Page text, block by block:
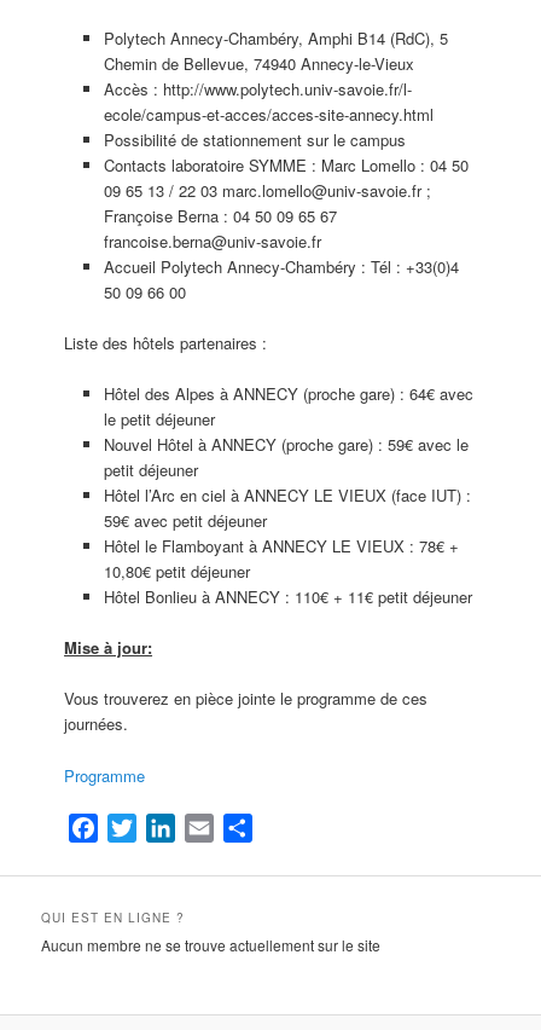
Polytech Annecy-Chambéry, Amphi B14 (RdC), 5
Chemin de Bellevue, 74940 Annecy-le-Vieux
Accès : http://www.polytech.univ-savoie.fr/l-
ecole/campus-et-acces/acces-site-annecy.html
Possibilité de stationnement sur le campus
Contacts laboratoire SYMME : Marc Lomello : 04 50
09 65 13 / 22 03 marc.lomello@univ-savoie.fr ;
Françoise Berna : 04 50 09 65 67
francoise.berna@univ-savoie.fr
Accueil Polytech Annecy-Chambéry : Tél : +33(0)4
50 09 66 00
Liste des hôtels partenaires :
Hôtel des Alpes à ANNECY (proche gare) : 64€ avec
le petit déjeuner
Nouvel Hôtel à ANNECY (proche gare) : 59€ avec le
petit déjeuner
Hôtel l’Arc en ciel à ANNECY LE VIEUX (face IUT) :
59€ avec petit déjeuner
Hôtel le Flamboyant à ANNECY LE VIEUX : 78€ +
10,80€ petit déjeuner
Hôtel Bonlieu à ANNECY : 110€ + 11€ petit déjeuner
Mise à jour:
Vous trouverez en pièce jointe le programme de ces
journées.
Programme
FacebookTwitterLinkedIn
Email
QUI EST EN LIGNE ?
Aucun membre ne se trouve actuellement sur le site